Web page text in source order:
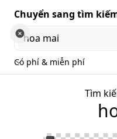
Chuyển sang tìm
Có phí & miễn phí
Tìm